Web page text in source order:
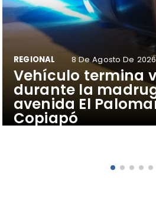
Vehículo termina
durante la
avenida El
Copiapó
REGIONAL 8 De Agosto De 2026